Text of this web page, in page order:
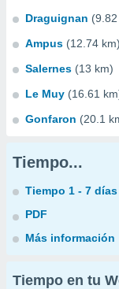
Draguignan
Ampus (12.74 km)
Salernes (13 km)
Le Muy (16.61
Gonfaron (20.1
Tiempo...
Tiempo 1 - 7 días
PDF
Más información
Tiempo en tu